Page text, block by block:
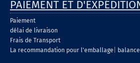
PAIEMENT ET
Paiement
délai de livraison
Frais de Transport
La recommandation pour l'emballage